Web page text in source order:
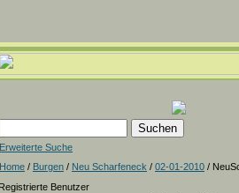
Erweiterte Suche
Home / Burgen / Neu Scharfeneck / 02-01-2010 /
Registrierte Benutzer